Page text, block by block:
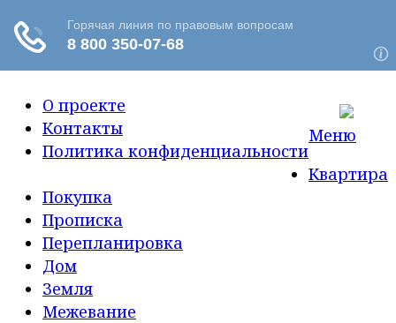
О проекте
Контакты
Политика конфиденциальности
Меню
Квартира
Покупка
Прописка
Перепланировка
Дом
Земля
Межевание